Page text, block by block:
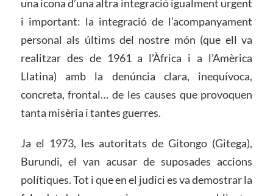
una icona d’una altra integració igualment urgent
i important: la integració de l’acompanyament
personal als últims del nostre món (que ell va
realitzar des de 1961 a l’Àfrica i a l’Amèrica
Llatina) amb la denúncia clara, inequívoca,
concreta, frontal… de les causes que provoquen
tanta misèria i tantes guerres.
Ja el 1973, les autoritats de Gitongo (Gitega),
Burundi, el van acusar de suposades accions
polítiques. Tot i que en el judici es va demostrar la